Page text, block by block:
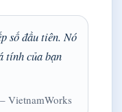
số đầu tiên. Nó
tính của bạn
VietnamWorks